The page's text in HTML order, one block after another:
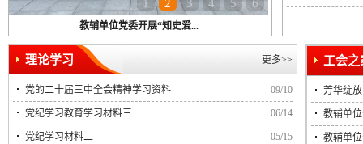
1 2 3 4 5 6
教辅单位党委开展“知史爱...
更多>>
理论学习
09/10
党的二十届三中全会精神学习资料
06/14
党纪学习教育学习材料三
05/15
党纪学习材料二
芳华绽
教辅单
教辅单